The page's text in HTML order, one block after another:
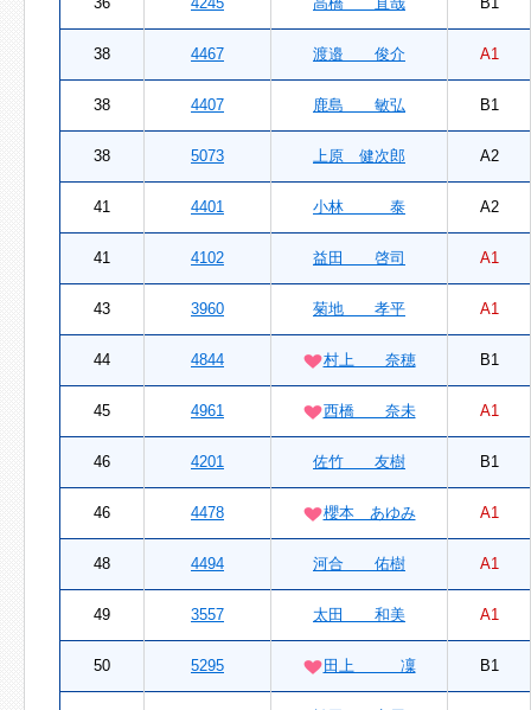
38 4467 渡邉 俊介 A1
38 4407 鹿島 敏弘 B1
38 5073 上原 健次郎 A2
41 4401 小林 泰 A2
41 4102 益田 啓司 A1
43 3960 菊地 孝平 A1
44 4844 村上 奈穂 B1
45 4961 西橋 奈未 A1
46 4201 佐竹 友樹 B1
46 4478 櫻本 あゆみ A1
48 4494 河合 佑樹 A1
49 3557 太田 和美 A1
50 5295 田上 凜 B1